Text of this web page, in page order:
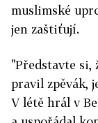
muslimské
jen zaštiťují.
"Představte si,
pravil zpěvák,
V létě hrál v